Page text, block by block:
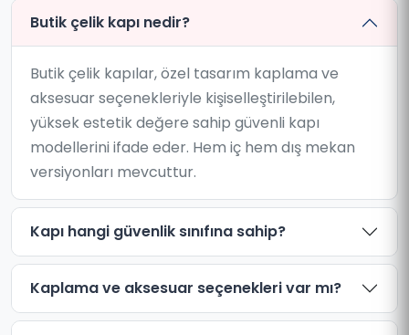
Butik çelik kapı nedir?
Butik çelik kapılar, özel tasarım kaplama ve
aksesuar seçenekleriyle kişiselleştirilebilen,
yüksek estetik değere sahip güvenli kapı
modellerini ifade eder. Hem iç hem dış mekan
versiyonları mevcuttur.
Kapı hangi güvenlik sınıfına sahip?
Kaplama ve aksesuar seçenekleri var mı?